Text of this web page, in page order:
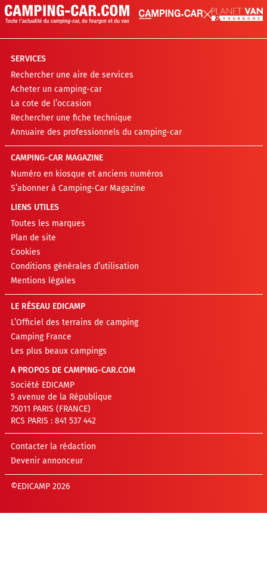
SERVICES
Rechercher une aire de services
Acheter un camping-car
La cote de l’occasion
Rechercher une fiche technique
Annuaire des professionnels du camping-car
CAMPING-CAR MAGAZINE
Numéro en kiosque et anciens numéros
S’abonner à Camping-Car Magazine
LIENS UTILES
Toutes les marques
Plan de site
Cookies
Conditions générales d’utilisation
Mentions légales
LE RÉSEAU EDICAMP
L’Officiel des terrains de camping
Camping France
Les plus beaux campings
A PROPOS DE CAMPING-CAR.COM
Société EDICAMP
5 avenue de la République
75011 PARIS (FRANCE)
RCS PARIS : 841 537 442
Contacter la rédaction
Devenir annonceur
©EDICAMP 2026